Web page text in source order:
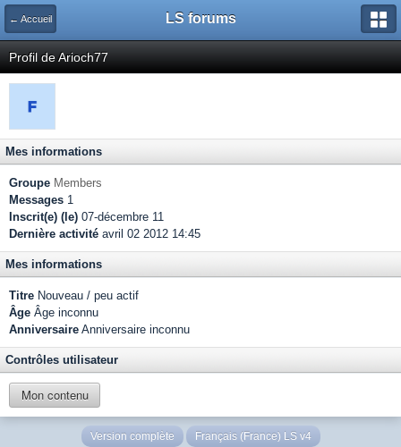
← Accueil LS forums
Profil de Arioch77
Mes informations
Groupe Members
Messages 1
Inscrit(e) (le) 07-décembre 11
Dernière activité avril 02 2012 14:45
Mes informations
Titre Nouveau / peu actif
Âge Âge inconnu
Anniversaire Anniversaire inconnu
Contrôles utilisateur
Mon contenu
Version complète Français (France) LS v4